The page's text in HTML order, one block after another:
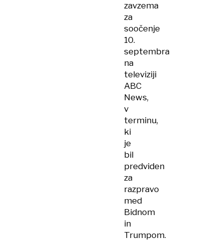
zavzema
za
soočenje
10.
septembra
na
televiziji
ABC
News,
v
terminu,
ki
je
bil
predviden
za
razpravo
med
Bidnom
in
Trumpom.